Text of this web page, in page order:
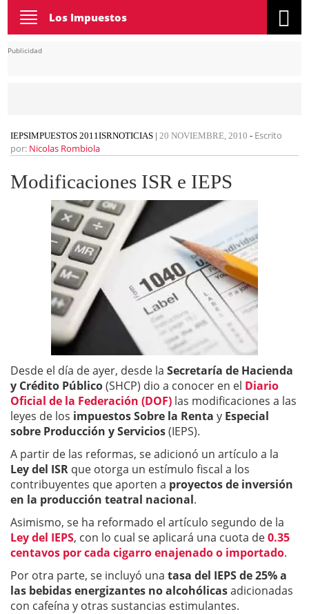
Toggle
navigation
Los Impuestos
Publicidad
IEPSIMPUESTOS 2011ISRNOTICIAS | 20 NOVIEMBRE, 2010 - Escrito
por: Nicolas Rombiola
Modificaciones ISR e IEPS
Desde el día de ayer, desde la Secretaría de Hacienda
y Crédito Público(SHCP) dio a conocer en el Diario
Oficial de la Federación (DOF) las modificaciones a las
leyes de los impuestos Sobre la Renta y Especial
sobre Producción y Servicios(IEPS).
A partir de las reformas, se adicionó un artículo a la
Ley del ISR que otorga un estímulo fiscal a los
contribuyentes que aporten a proyectos de inversión
en la producción teatral nacional.
Asimismo, se ha reformado el artículo segundo de la
Ley del IEPS, con lo cual se aplicará una cuota de0.35
centavos por cada cigarro enajenado o importado.
Por otra parte, se incluyó una tasa del IEPS de 25% a
las bebidas energizantes no alcohólicasadicionadas
con cafeína y otras sustancias estimulantes.